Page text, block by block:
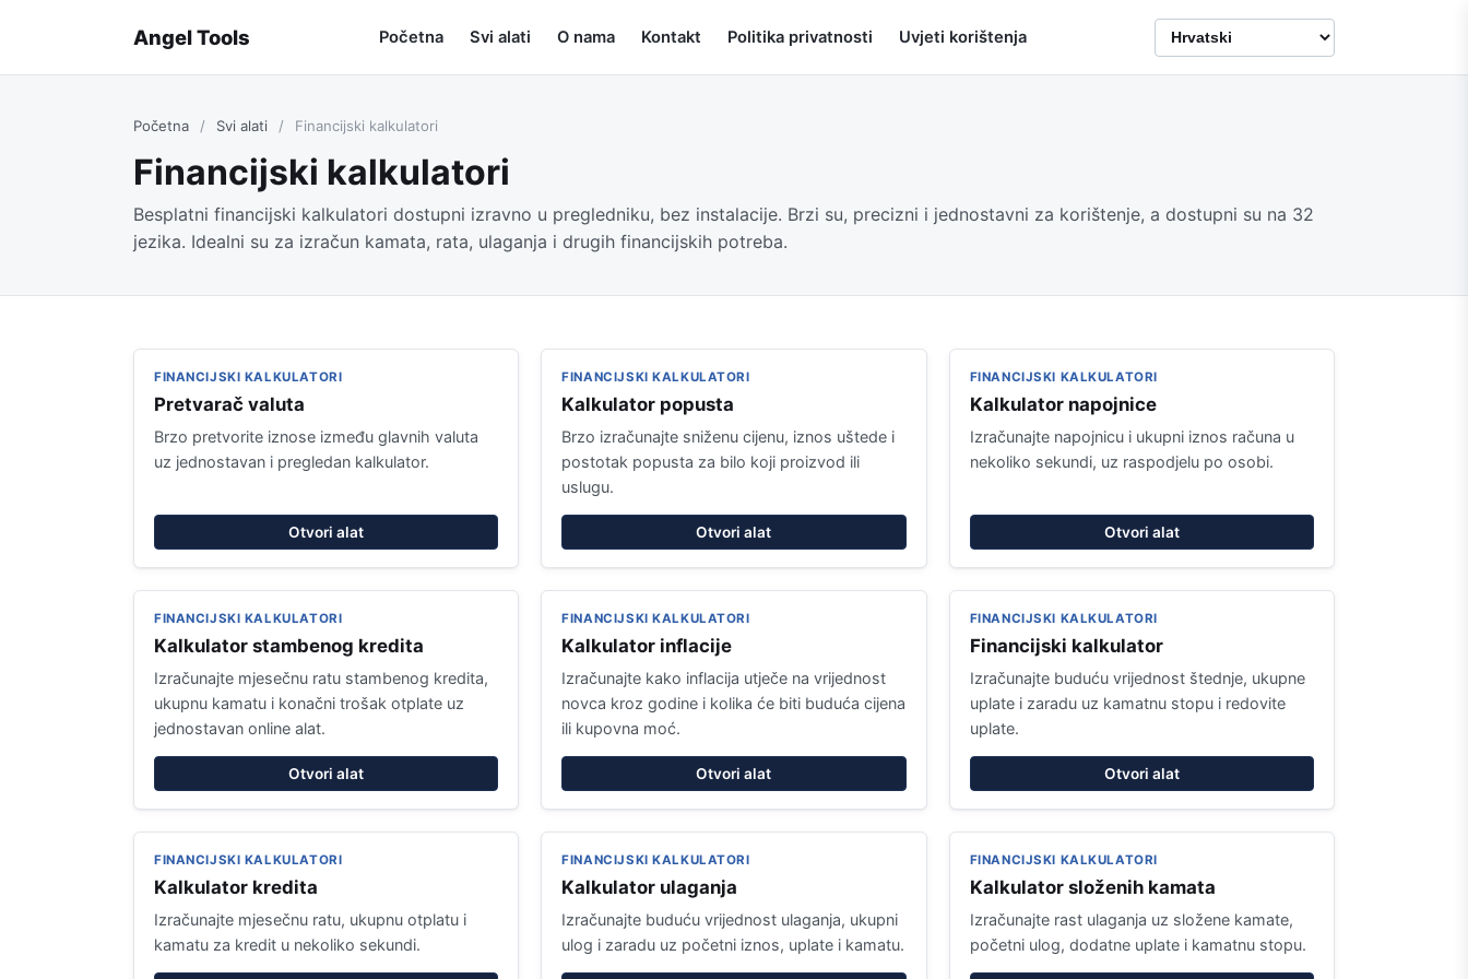
Angel Tools Početna Svi alati O nama Kontakt Politika privatnosti Uvjeti korištenja
Početna / Svi alati / Financijski kalkulatori
Financijski kalkulatori
Besplatni financijski kalkulatori dostupni izravno u pregledniku, bez instalacije. Brzi su, precizni i jednostavni za korištenje, a dostupni su na 32
jezika. Idealni su za izračun kamata, rata, ulaganja i drugih financijskih potreba.
FINANCIJSKI KALKULATORI
Pretvarač valuta
Brzo pretvorite iznose između glavnih valuta
uz jednostavan i pregledan kalkulator.
Otvori alat
FINANCIJSKI KALKULATORI
Kalkulator popusta
Brzo izračunajte sniženu cijenu, iznos uštede i
postotak popusta za bilo koji proizvod ili
uslugu.
Otvori alat
FINANCIJSKI KALKULATORI
Kalkulator napojnice
Izračunajte napojnicu i ukupni iznos računa u
nekoliko sekundi, uz raspodjelu po osobi.
Otvori alat
FINANCIJSKI KALKULATORI
Kalkulator stambenog kredita
Izračunajte mjesečnu ratu stambenog kredita,
ukupnu kamatu i konačni trošak otplate uz
jednostavan online alat.
Otvori alat
FINANCIJSKI KALKULATORI
Kalkulator inflacije
Izračunajte kako inflacija utječe na vrijednost
novca kroz godine i kolika će biti buduća cijena
ili kupovna moć.
Otvori alat
FINANCIJSKI KALKULATORI
Financijski kalkulator
Izračunajte buduću vrijednost štednje, ukupne
uplate i zaradu uz kamatnu stopu i redovite
uplate.
Otvori alat
FINANCIJSKI KALKULATORI
Kalkulator kredita
Izračunajte mjesečnu ratu, ukupnu otplatu i
kamatu za kredit u nekoliko sekundi.
FINANCIJSKI KALKULATORI
Kalkulator ulaganja
Izračunajte buduću vrijednost ulaganja, ukupni
ulog i zaradu uz početni iznos, uplate i kamatu.
FINANCIJSKI KALKULATORI
Kalkulator složenih kamata
Izračunajte rast ulaganja uz složene kamate,
početni ulog, dodatne uplate i kamatnu stopu.